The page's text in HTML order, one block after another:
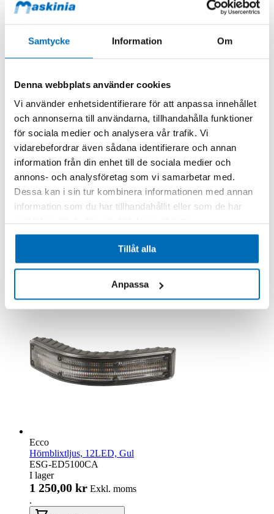
Samtycke Information Om
Denna webbplats använder cookies
Vi använder enhetsidentifierare för att anpassa innehållet
och annonserna till användarna, tillhandahålla funktioner
för sociala medier och analysera vår trafik. Vi
vidarebefordrar även sådana identifierare och annan
information från din enhet till de sociala medier och
annons- och analysföretag som vi samarbetar med.
Dessa kan i sin tur kombinera informationen med annan
information som du har tillhandahållit eller som de har
Tillåt alla
Anpassa
Flextra
Blixtljus Runt Mini
587052
Ecco
Hörnblixtljus, 12LED, Gul
ESG-ED5100CA
I lager
1 250,00 kr Exkl. moms
.